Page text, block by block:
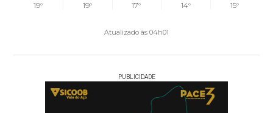
19°
19°
17°
14°
15°
Atualizado às 04h01
PUBLICIDADE